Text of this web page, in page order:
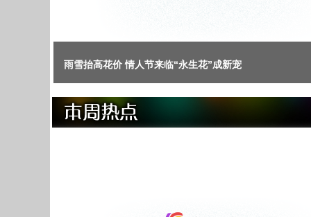
雨雪抬高花价 情人节来临“永生花”成新宠
南京披上“白外套” 雪中红伞格外俏